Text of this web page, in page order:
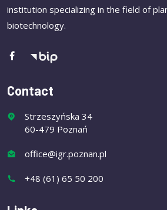
institution specializing in the field of
biotechnology.
Contact
Strzeszyńska 34
60-479 Poznań
office@igr.poznan.pl
+48 (61) 65 50 200